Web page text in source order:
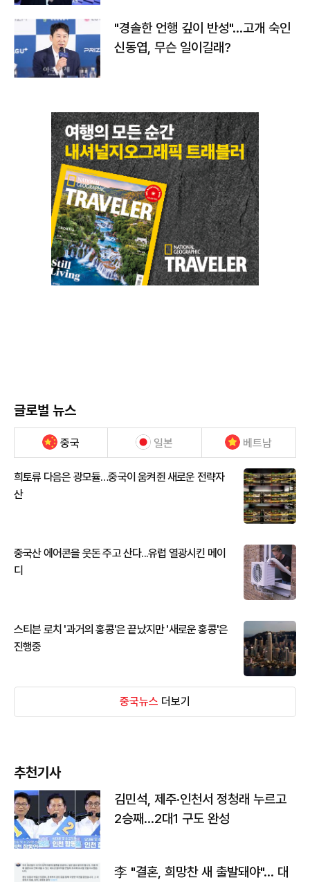
"경솔한 언행 깊이 반성"…고개 숙인
신동엽, 무슨 일이길래?
글로벌 뉴스
중국 일본 베트남
희토류 다음은 광모듈…중국이 움켜쥔 새로운 전략자
산
중국산 에어콘을 웃돈 주고 산다...유럽 열광시킨 메이
디
스티븐 로치 '과거의 홍콩'은 끝났지만 '새로운 홍콩'은
진행중
중국뉴스 더보기
추천기사
김민석, 제주·인천서 정청래 누르고
2승째…2대1 구도 완성
李 "결혼, 희망찬 새 출발돼야"… 대